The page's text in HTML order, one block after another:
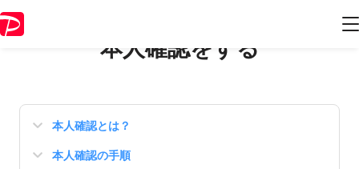
本人確認をする
本人確認とは？
本人確認の手順